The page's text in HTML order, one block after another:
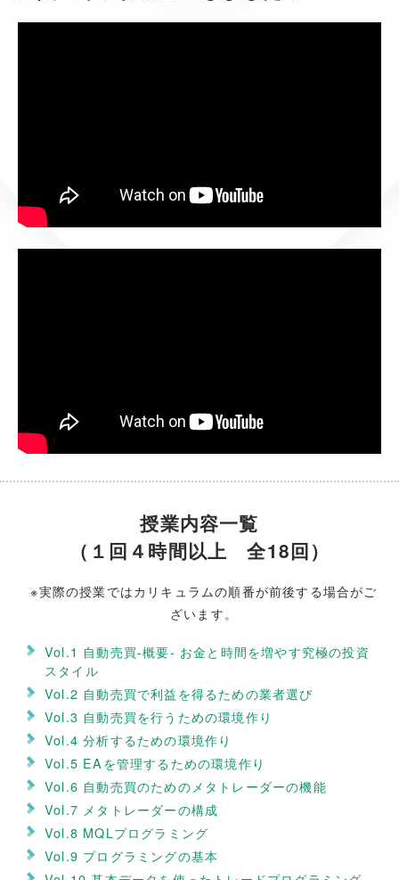
授業内容一覧
（１回４時間以上 全18回）
※実際の授業ではカリキュラムの順番が前後する場合がご
ざいます。
Vol.1 自動売買-概要- お金と時間を増やす究極の投資
スタイル
Vol.2 自動売買で利益を得るための業者選び
Vol.3 自動売買を行うための環境作り
Vol.4 分析するための環境作り
Vol.5 EAを管理するための環境作り
Vol.6 自動売買のためのメタトレーダーの機能
Vol.7 メタトレーダーの構成
Vol.8 MQLプログラミング
Vol.9 プログラミングの基本